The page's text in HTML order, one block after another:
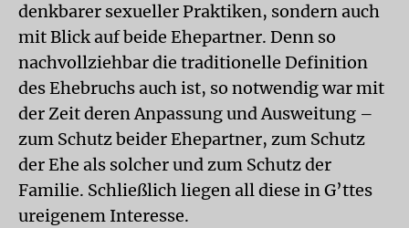
denkbarer sexueller Praktiken, sondern auch
mit Blick auf beide Ehepartner. Denn so
nachvollziehbar die traditionelle Definition
des Ehebruchs auch ist, so notwendig war mit
der Zeit deren Anpassung und Ausweitung –
zum Schutz beider Ehepartner, zum Schutz
der Ehe als solcher und zum Schutz der
Familie. Schließlich liegen all diese in G’ttes
ureigenem Interesse.